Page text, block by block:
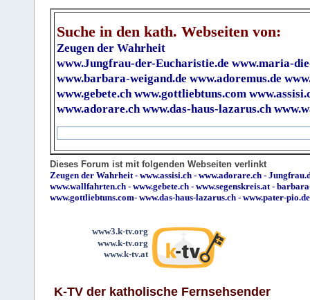
Suche in den kath. Webseiten von:
Zeugen der Wahrheit
www.Jungfrau-der-Eucharistie.de www.maria-
www.barbara-weigand.de www.adoremus.de
www.gebete.ch www.gottliebtuns.com
www.adorare.ch www.das-haus-lazarus.ch
Dieses Forum ist mit folgenden Webseiten verlinkt
Zeugen der Wahrheit - www.assisi.ch - www.adorare.ch -
www.wallfahrten.ch - www.gebete.ch - www.segenskreis.at -
www.gottliebtuns.com- www.das-haus-lazarus.ch - www.pater-pio.de
www3.k-tv.org
www.k-tv.org
www.k-tv.at
K-TV der katholische Fernsehsender